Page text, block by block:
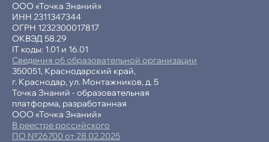
ООО «Точка Знаний»
ИНН 2311347344
ОГРН 1232300017817
ОКВЭД 58.29
IT коды: 1.01 и 16.01
Сведения об образовательной организации
350051, Краснодарский край,
г. Краснодар, ул. Монтажников, д. 5
Точка Знаний - образовательная
платформа, разработанная
ООО «Точка Знаний»
В реестре российского
ПО №26700 от 28.02.2025